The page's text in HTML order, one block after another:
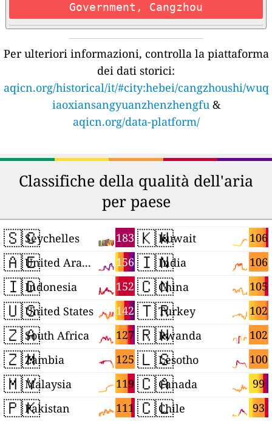
Government, Cangzhou
Per ulteriori informazioni, controlla la piattaforma
dei dati storici:
aqicn.org/historical/it/#city:hebei/cangzhoushi/wuq
iaoxiansangyuanzhenzhengfu&
aqicn.org/data-platform/
Classifiche della qualità dell'aria
per paese
🇸🇨 183
Seychelles
🇦🇪 156
United Arab Emirates
🇮🇩 152
Indonesia
🇺🇸 142
United States
🇿🇦 127
South Africa
🇿🇲 125
Zambia
🇲🇾 119
Malaysia
🇵🇰 111
Pakistan
🇰🇼 106
Kuwait
🇮🇳 106
India
🇨🇳 105
China
🇹🇷 102
Turkey
🇷🇼 102
Rwanda
🇱🇸 100
Lesotho
🇨🇦 99
Canada
🇨🇱 93
Chile